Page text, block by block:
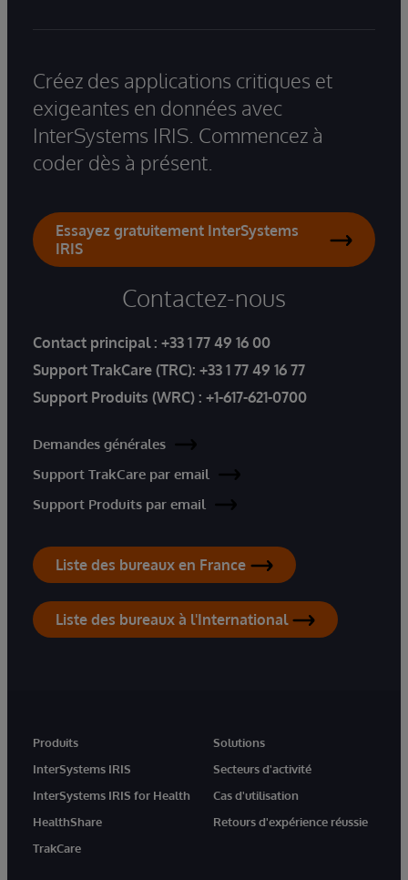
Créez des applications critiques et
exigeantes en données avec
InterSystems IRIS. Commencez à
coder dès à présent.
Essayez gratuitement InterSystems
IRIS
Contactez-nous
Contact principal : +33 1 77 49 16 00
Support TrakCare (TRC): +33 1 77 49 16 77
Support Produits (WRC) : +1-617-621-0700
Demandes générales
Support TrakCare par email
Support Produits par email
Liste des bureaux en France
Liste des bureaux à l'International
Produits
InterSystems IRIS
InterSystems IRIS for Health
HealthShare
TrakCare
Solutions
Secteurs d'activité
Cas d'utilisation
Retours d'expérience réussie